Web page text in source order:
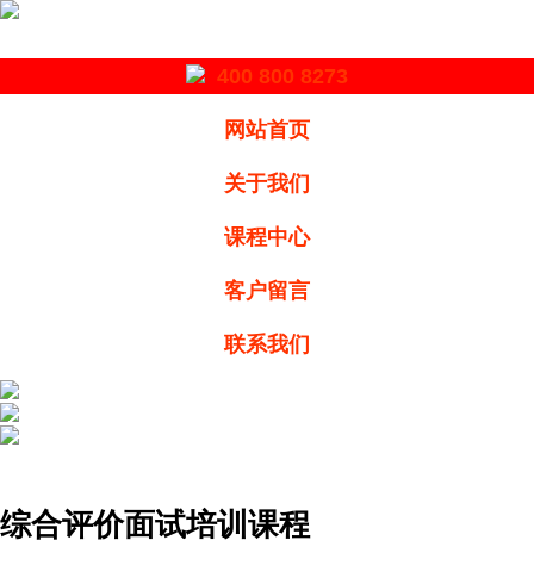
400 800 8273
网站首页
关于我们
课程中心
客户留言
联系我们
综合评价面试培训课程